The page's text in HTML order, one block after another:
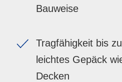
Bauweise
Tragfähigkeit bis
leichtes Gepäck
Decken